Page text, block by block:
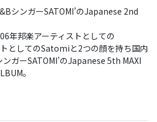
シンガーSATOMI’のJapanese 2nd
年邦楽アーティストとしての
としてのSatomiと2つの顔を持ち国内
ガーSATOMI’のJapanese 5th MAXI
。